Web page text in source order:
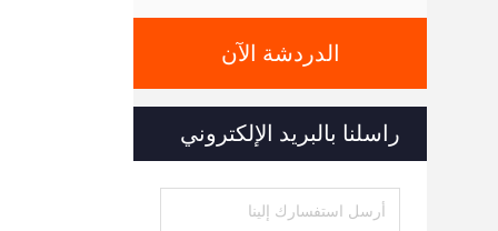
الدردشة الآن
راسلنا بالبريد الإلكتروني